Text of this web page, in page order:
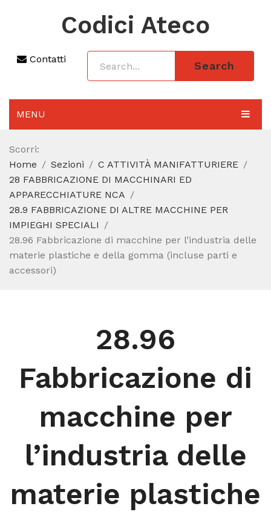
Codici Ateco
Contatti
Search
MENU
AGGIORNAMENTO 2025
SEZIONI
CODICE ATECO A COSA SERVE
CODICE FISCALE
Scorri:
Home
Sezioni
C ATTIVITÀ MANIFATTURIERE
28 FABBRICAZIONE DI MACCHINARI ED
APPARECCHIATURE NCA
28.9 FABBRICAZIONE DI ALTRE MACCHINE PER
IMPIEGHI SPECIALI
28.96 Fabbricazione di macchine per l’industria delle
materie plastiche e della gomma (incluse parti e
accessori)
28.96
Fabbricazione di
macchine per
l’industria delle
materie plastiche